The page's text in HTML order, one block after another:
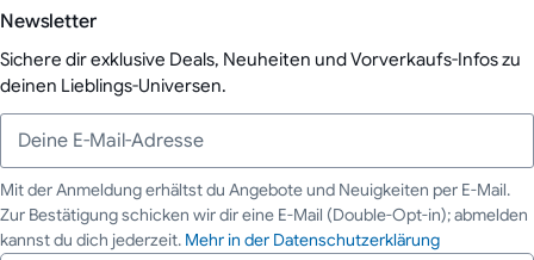
Newsletter
Sichere dir exklusive Deals, Neuheiten und Vorverkaufs-Infos zu
deinen Lieblings-Universen.
Deine E-Mail-Adresse
Mit der Anmeldung erhältst du Angebote und Neuigkeiten per E-Mail.
Zur Bestätigung schicken wir dir eine E-Mail (Double-Opt-in); abmelden
kannst du dich jederzeit. Mehr in der Datenschutzerklärung